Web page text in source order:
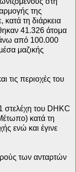
της
κατά τη διάρκεια
41.326 άτομα
από 100.000
μαζικής
τις περιοχές του
στελέχη του DHKC
κατά τη
ενώ και έγινε
των ανταρτών